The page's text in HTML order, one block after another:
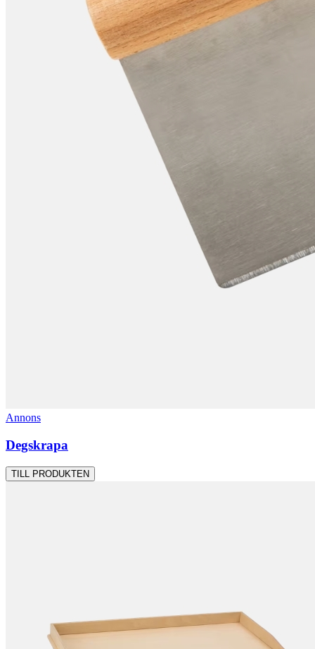
Annons
Degskrapa
TILL PRODUKTEN